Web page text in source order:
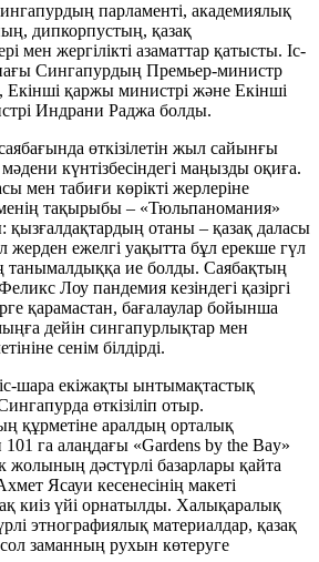
парламенті, академиялық
дипкорпустың, қазақ
мен жергілікті азаматтар қатысты. Іс-
Сингапурдың Премьер-министр
Екінші қаржы министрі және Екінші
Индрани Раджа болды.
өткізілетін жыл сайынғы
күнтізбесіндегі маңызды оқиға.
мен табиғи көрікті жерлеріне
тақырыбы – «Тюльпаномания»
қызғалдақтардың отаны – қазақ даласы
жерден ежелгі уақытта бұл ерекше гүл
танымалдыққа ие болды. Саябақтың
Лоу пандемия кезіндегі қазіргі
қарамастан, бағалаулар бойынша
дейін сингапурлықтар мен
сенім білдірді.
шара екіжақты ынтымақтастық
өткізіліп отыр.
құрметіне аралдың орталық
га алаңдағы «Gardens by the Bay»
дәстүрлі базарлары қайта
Ясауи кесенесінің макеті
киіз үйі орнатылды. Халықаралық
этнографиялық материалдар, қазақ
заманның рухын көтеруге